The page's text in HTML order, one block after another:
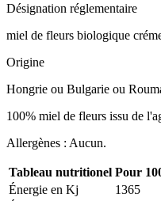
Désignation réglementaire
miel de fleurs biologique
Origine
Hongrie ou Bulgarie ou
100% miel de fleurs issu de
Allergènes : Aucun.
Tableau nutritionel Pour
Énergie en Kj
1365